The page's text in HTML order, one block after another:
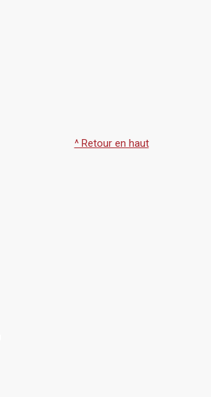
^ Retour en haut